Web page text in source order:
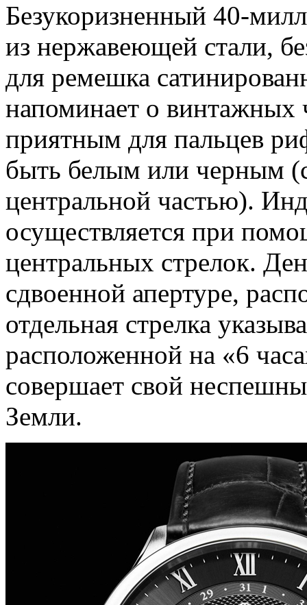
Безукоризненный 40-
из нержавеющей стали,
для ремешка
напоминает о винтажных
приятным для пальцев
быть белым или черным
центральной частью).
осуществляется при
центральных стрелок.
сдвоенной апертуре,
отдельная стрелка
расположенной на «6
совершает свой
Земли.